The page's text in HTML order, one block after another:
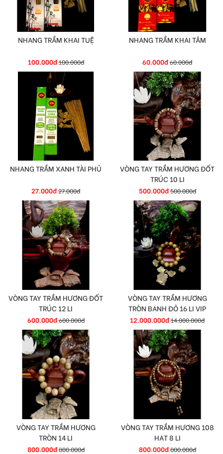
NHANG TRẦM KHAI TUỆ
100.000đ100.000đ
NHANG TRẦM KHAI TÂM
60.000đ60.000đ
NHANG TRẦM XANH TÀI PHỦ
27.000đ27.000đ
VÒNG TAY TRẦM HƯƠNG ĐỐT
TRÚC 10 LI
500.000đ500.000đ
VÒNG TAY TRẦM HƯƠNG ĐỐT
TRÚC 12 LI
600.000đ600.000đ
VÒNG TAY TRẦM HƯƠNG
TRÒN BANH ĐỎ 16 LI VIP
12.000.000đ14.000.000đ
VÒNG TAY TRẦM HƯƠNG
TRÒN 14 LI
800.000đ800.000đ
VÒNG TAY TRẦM HƯƠNG 108
HẠT 8 LI
800.000đ800.000đ